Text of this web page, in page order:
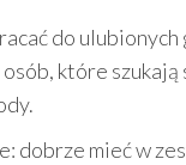
do
które
dobrze mieć w